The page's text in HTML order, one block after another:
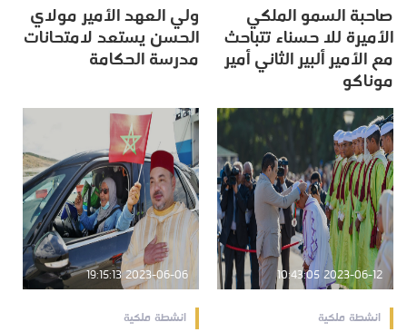
صاحبة السمو الملكي
الأميرة للا حسناء تتباحث
مع الأمير ألبير الثاني أمير
موناكو
ولي العهد الأمير مولاي
الحسن يستعد لامتحانات
مدرسة الحكامة
2023-06-12 10:43:05
انشطة ملكية
2023-06-06 19:15:13
انشطة ملكية